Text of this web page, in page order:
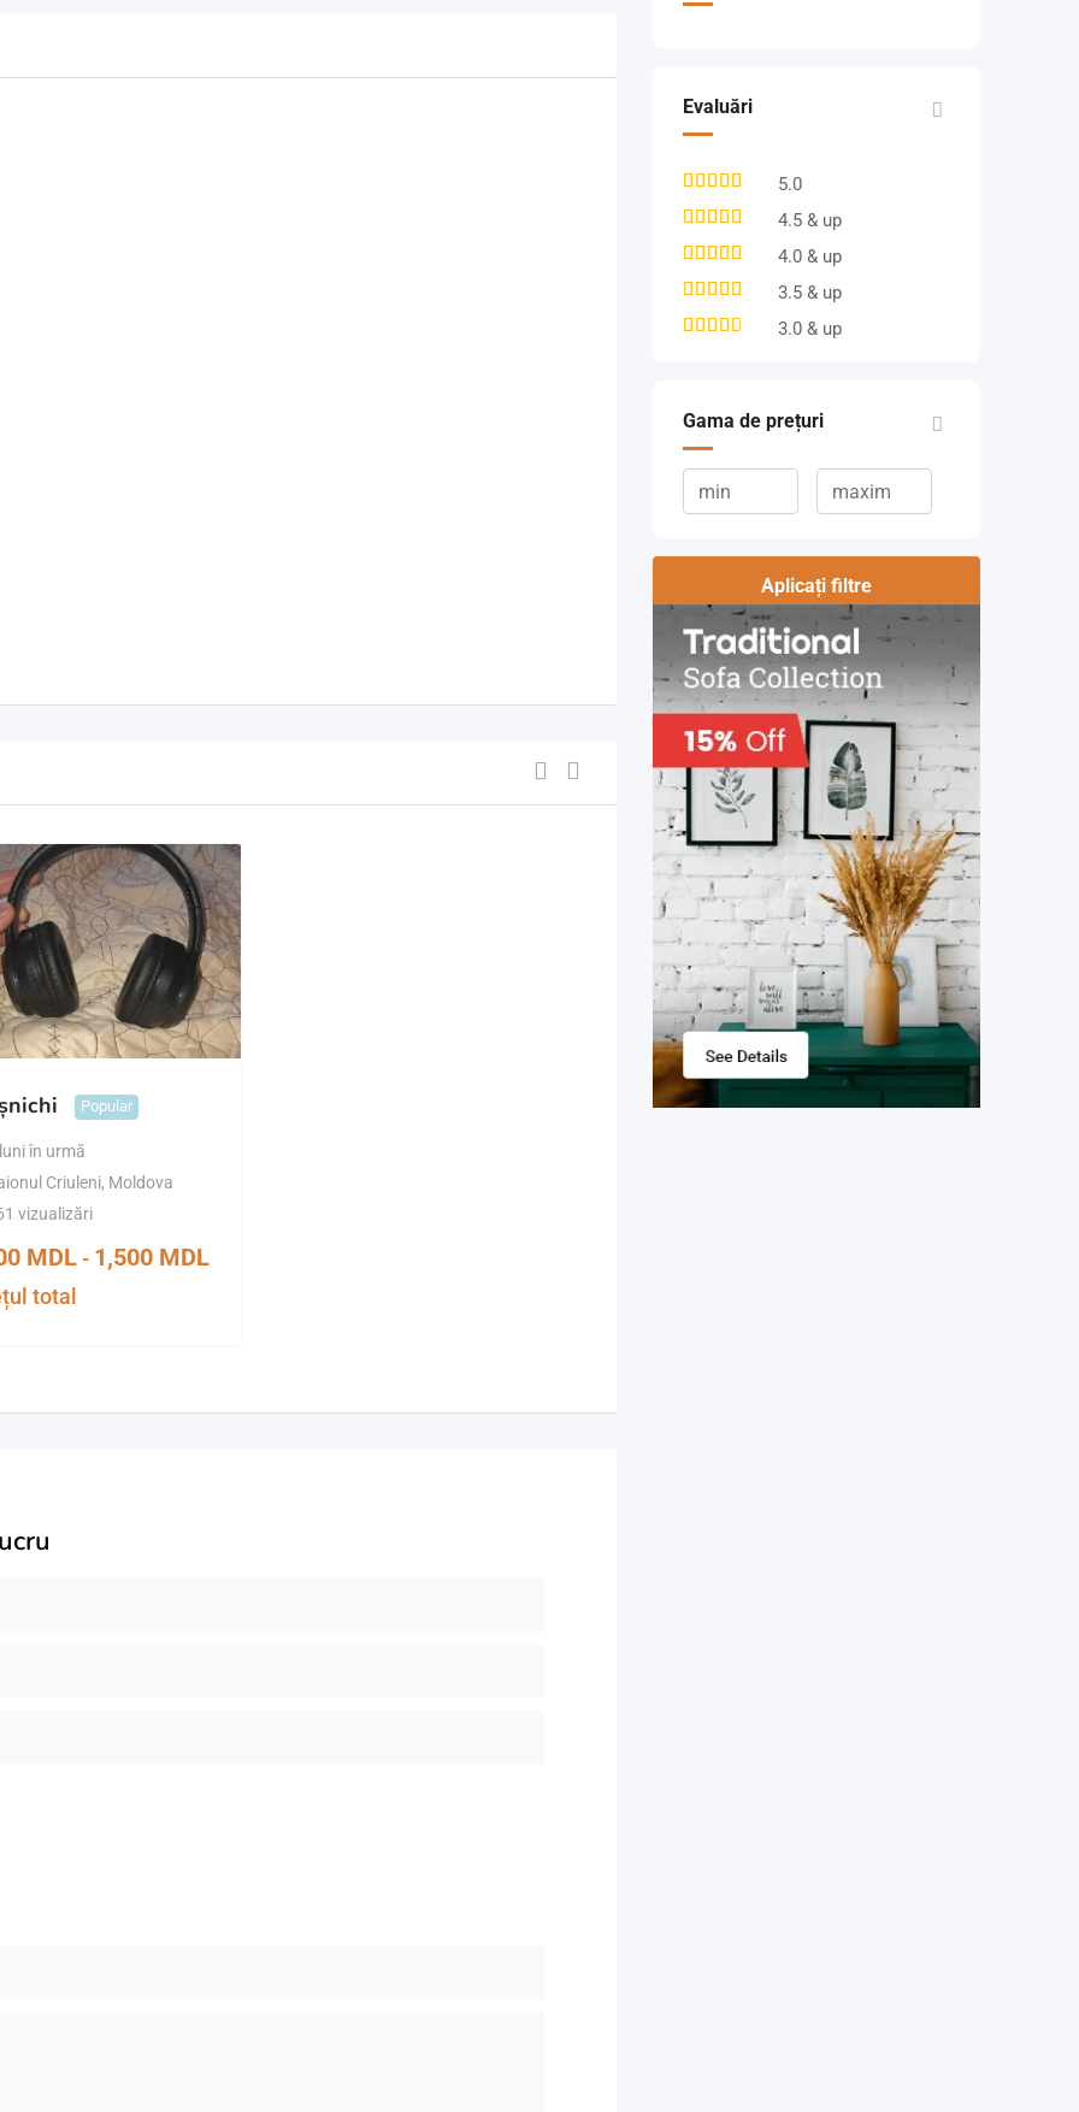
Popular
în urmă
Criuleni, Moldova
vizualizări
MDL - 1,500 MDL
total
Evaluări
5.0
4.5 & up
4.0 & up
3.5 & up
3.0 & up
Gama de prețuri
Aplicați filtre